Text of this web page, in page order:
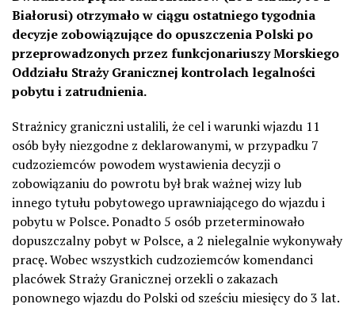
Białorusi) otrzymało w ciągu ostatniego tygodnia
decyzje zobowiązujące do opuszczenia Polski po
przeprowadzonych przez funkcjonariuszy Morskiego
Oddziału Straży Granicznej kontrolach legalności
pobytu i zatrudnienia.
Strażnicy graniczni ustalili, że cel i warunki wjazdu 11
osób były niezgodne z deklarowanymi, w przypadku 7
cudzoziemców powodem wystawienia decyzji o
zobowiązaniu do powrotu był brak ważnej wizy lub
innego tytułu pobytowego uprawniającego do wjazdu i
pobytu w Polsce. Ponadto 5 osób przeterminowało
dopuszczalny pobyt w Polsce, a 2 nielegalnie wykonywały
pracę. Wobec wszystkich cudzoziemców komendanci
placówek Straży Granicznej orzekli o zakazach
ponownego wjazdu do Polski od sześciu miesięcy do 3 lat.